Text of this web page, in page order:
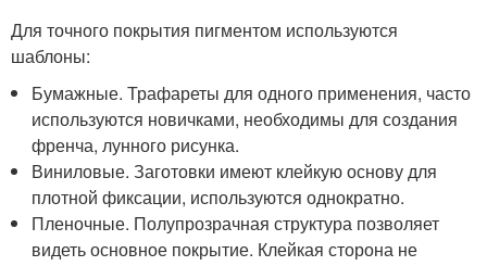
Для точного покрытия пигментом используются
шаблоны:
Бумажные. Трафареты для одного применения, часто
используются новичками, необходимы для создания
френча, лунного рисунка.
Виниловые. Заготовки имеют клейкую основу для
плотной фиксации, используются однократно.
Пленочные. Полупрозрачная структура позволяет
видеть основное покрытие. Клейкая сторона не